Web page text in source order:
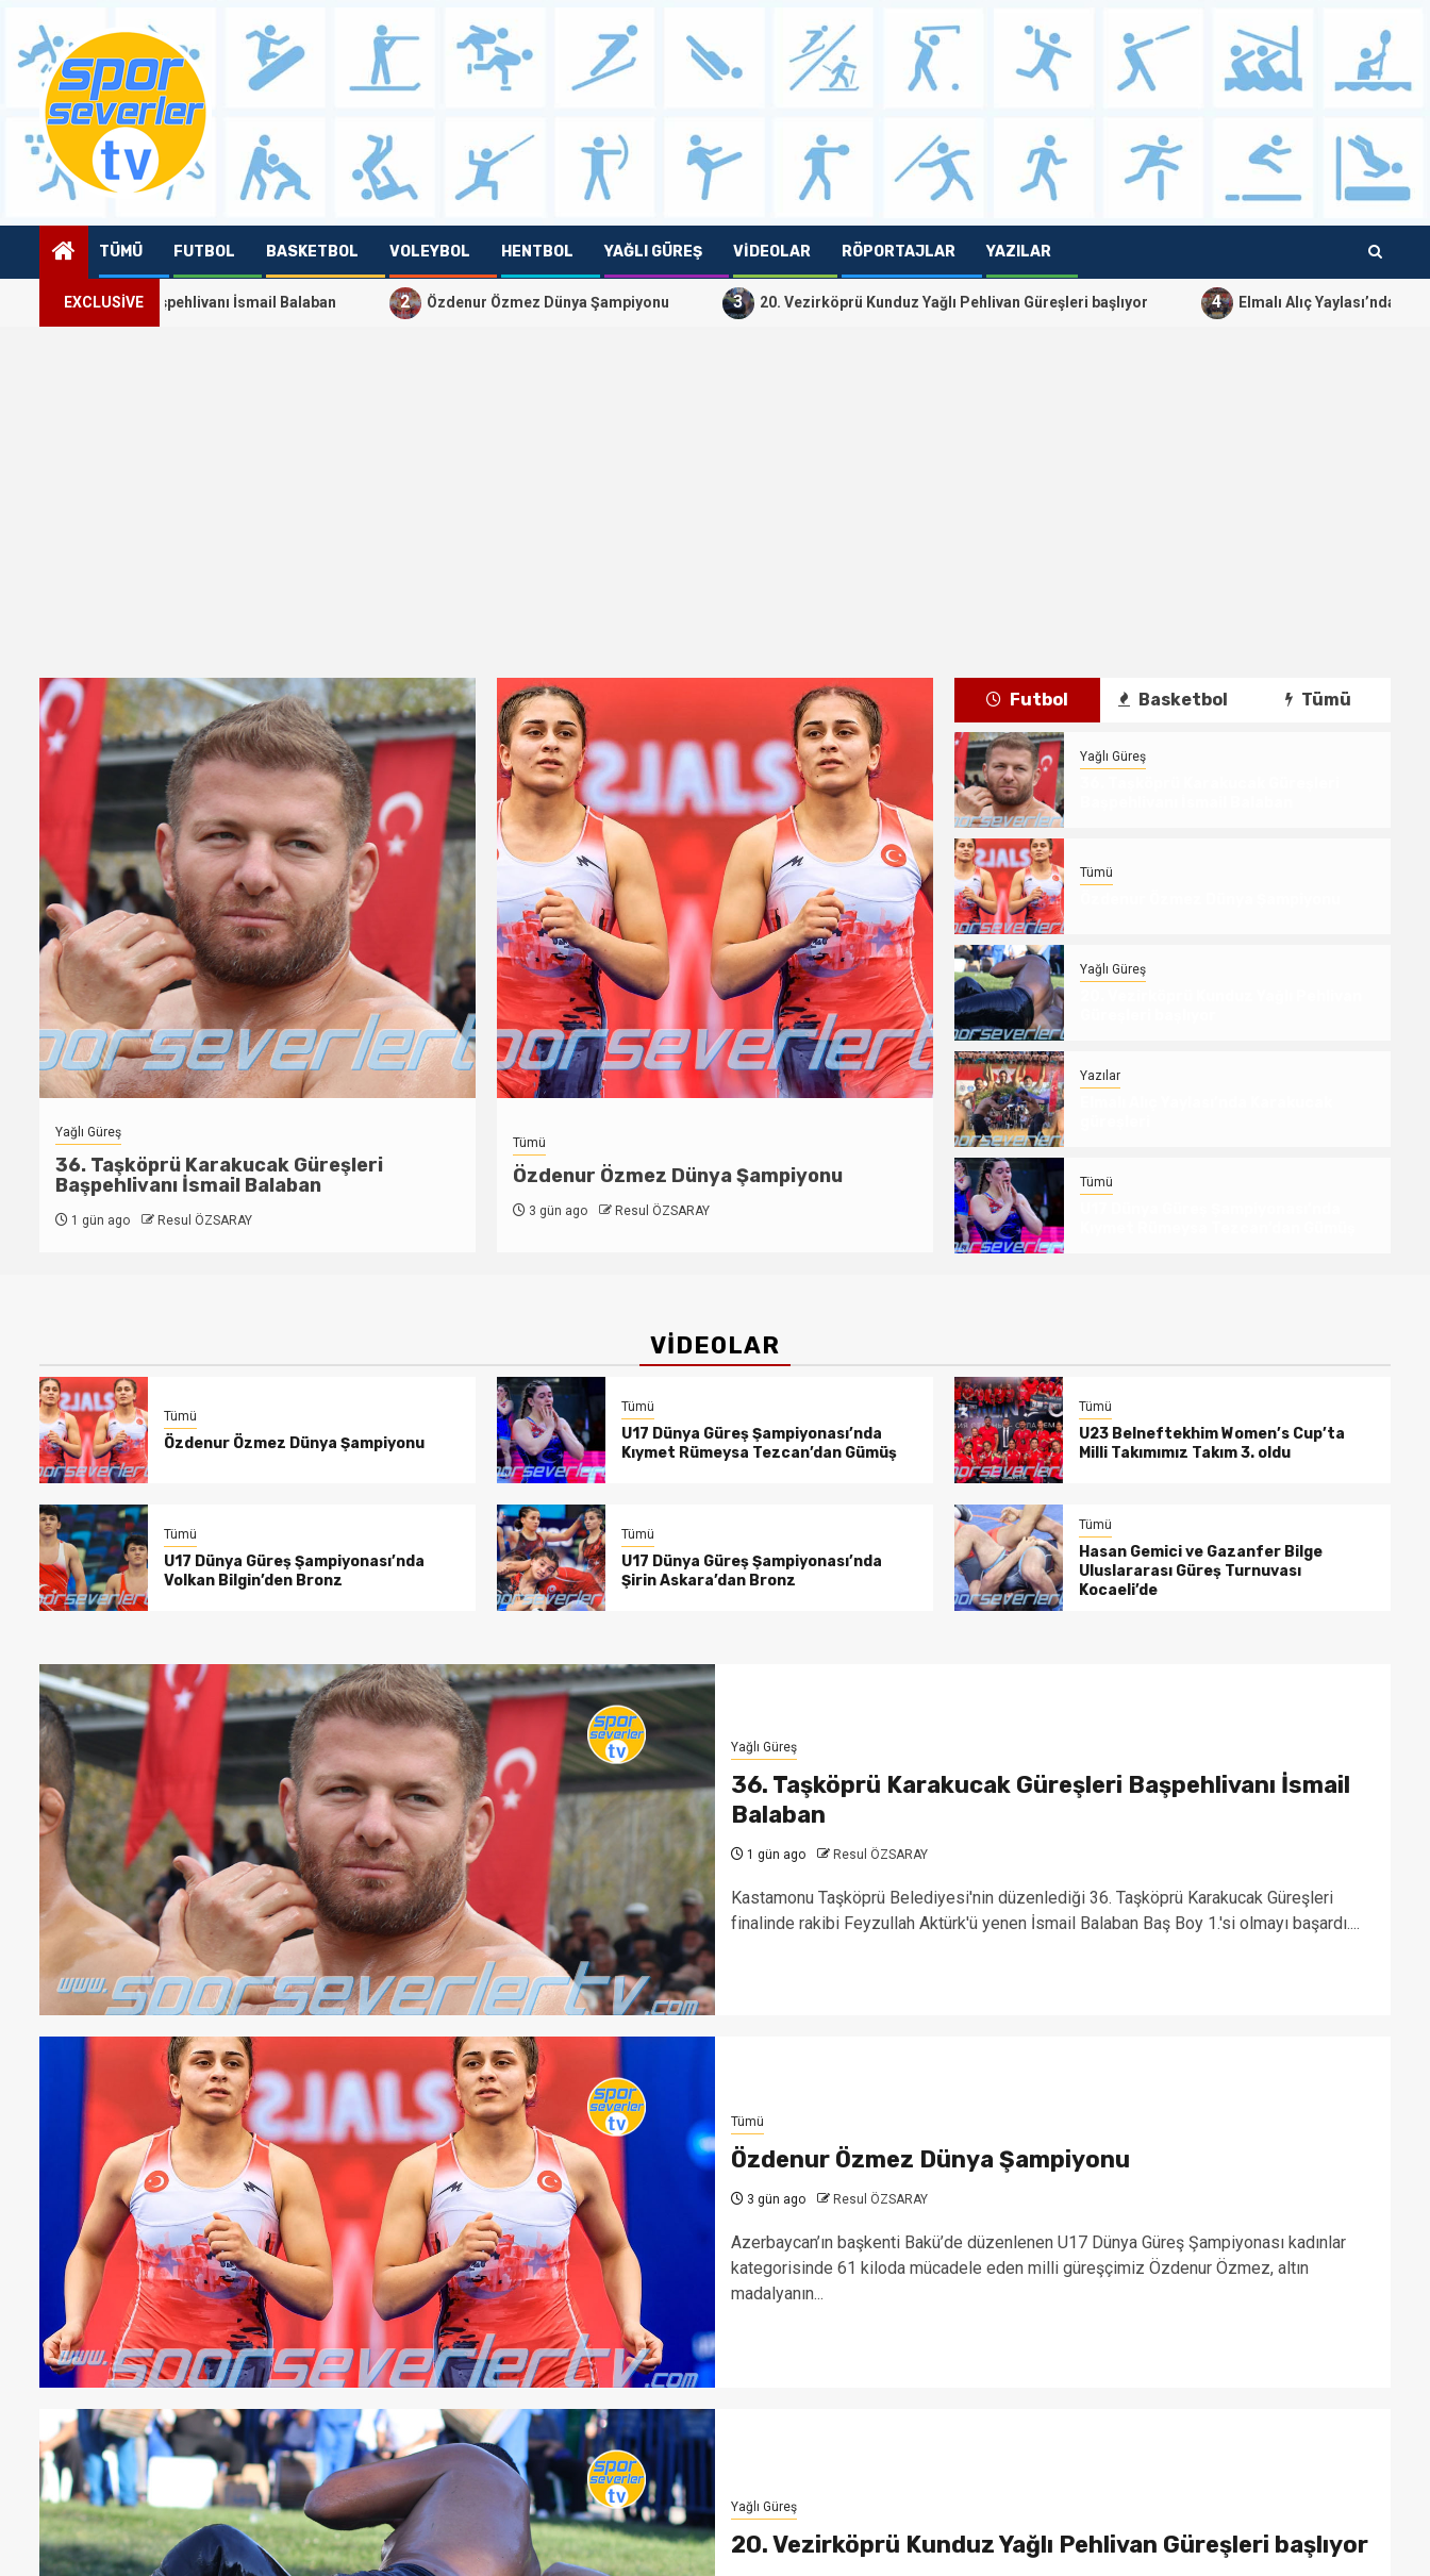
content
TÜMÜ FUTBOL BASKETBOL VOLEYBOL HENTBOL YAĞLI GÜREŞ VIDEOLAR RÖPORTAJLAR YAZILAR
EXCLUSIVE
Başpehlivanı İsmail Balaban 2 Özdenur Özmez Dünya Şampiyonu 3 20. Vezirköprü Kunduz Yağlı Pehlivan Güreşleri başlıyor 4 Elmalı Alıç Yaylası’nda Karakucak
Tümü
Özdenur Özmez Dünya Şampiyonu
Resul ÖZSARAY
20. Vezirköprü Kunduz Yağlı Pehlivan
Güreşleri başlıyor
3 gün ago
Yazılar
Elmalı Alıç Yaylası’nda Karakucak
güreşleri
3 gün ago
Futbol Basketbol Tümü
Yağlı Güreş
Tümü
Yağlı Güreş
Yazılar
Tümü
VİDEOLAR
Tümü
Özdenur Özmez Dünya Şampiyonu
Tümü
U17 Dünya Güreş Şampiyonası’nda
Kıymet Rümeysa Tezcan’dan Gümüş
Tümü
U23 Belneftekhim Women’s Cup’ta
Milli Takımımız Takım 3. oldu
Tümü
U17 Dünya Güreş Şampiyonası’nda
Volkan Bilgin’den Bronz
Tümü
U17 Dünya Güreş Şampiyonası’nda
Şirin Askara’dan Bronz
Tümü
Hasan Gemici ve Gazanfer Bilge
Uluslararası Güreş Turnuvası
Kocaeli’de
Yağlı Güreş
36. Taşköprü Karakucak Güreşleri Başpehlivanı İsmail
Balaban
1 gün ago Resul ÖZSARAY
Kastamonu Taşköprü Belediyesi'nin düzenlediği 36. Taşköprü Karakucak Güreşleri
finalinde rakibi Feyzullah Aktürk'ü yenen İsmail Balaban Baş Boy 1.'si olmayı başardı....
Tümü
Özdenur Özmez Dünya Şampiyonu
3 gün ago Resul ÖZSARAY
Azerbaycan’ın başkenti Bakü’de düzenlenen U17 Dünya Güreş Şampiyonası kadınlar
kategorisinde 61 kiloda mücadele eden milli güreşçimiz Özdenur Özmez, altın
madalyanın...
Yağlı Güreş
20. Vezirköprü Kunduz Yağlı Pehlivan Güreşleri başlıyor